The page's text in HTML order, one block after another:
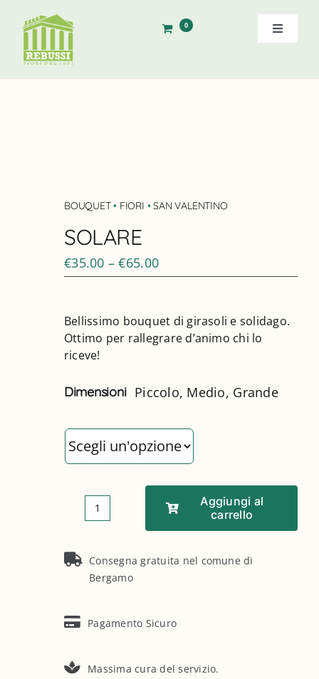
contenuto
0
Toggle
Ordine Diretto
per:
BOUQUET• FIORI •SAN VALENTINO
SOLARE
€35.00 –€65.00
Bellissimo bouquet di girasoli e solidago.
Ottimo per rallegrare d’animo chi lo
riceve!
Dimensioni Piccolo, Medio, Grande
SOLARE
Aggiungi al
carrello
Consegna gratuita nel comune di
Bergamo
Pagamento Sicuro
Massima cura del servizio.